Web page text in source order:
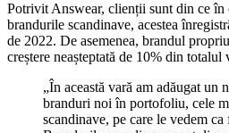
Potrivit Answear, clienții sunt din ce în
brandurile scandinave, acestea
de 2022. De asemenea, brandul
creștere neașteptată de 10% din totalul
„În această vară am adăugat un
branduri noi în portofoliu, cele
scandinave, pe care le vedem